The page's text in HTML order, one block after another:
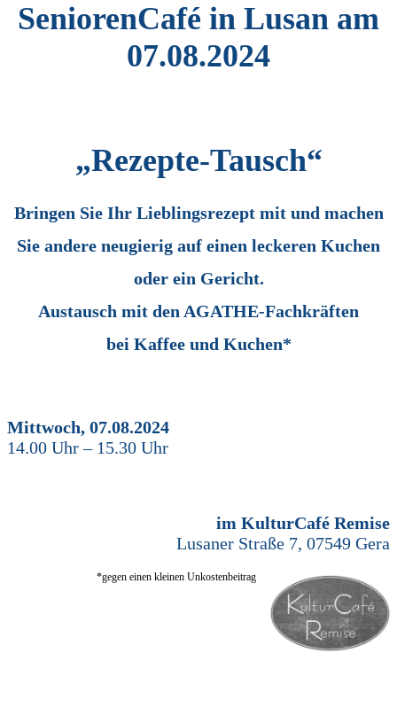
SeniorenCafé in Lusan am
07.08.2024
„Rezepte-Tausch“
Bringen Sie Ihr Lieblingsrezept mit und machen
Sie andere neugierig auf einen leckeren Kuchen
oder ein Gericht.
Austausch mit den AGATHE-Fachkräften
bei Kaffee und Kuchen*
Mittwoch, 07.08.2024
14.00 Uhr – 15.30 Uhr
im KulturCafé Remise
Lusaner Straße 7, 07549 Gera
*gegen einen kleinen Unkostenbeitrag